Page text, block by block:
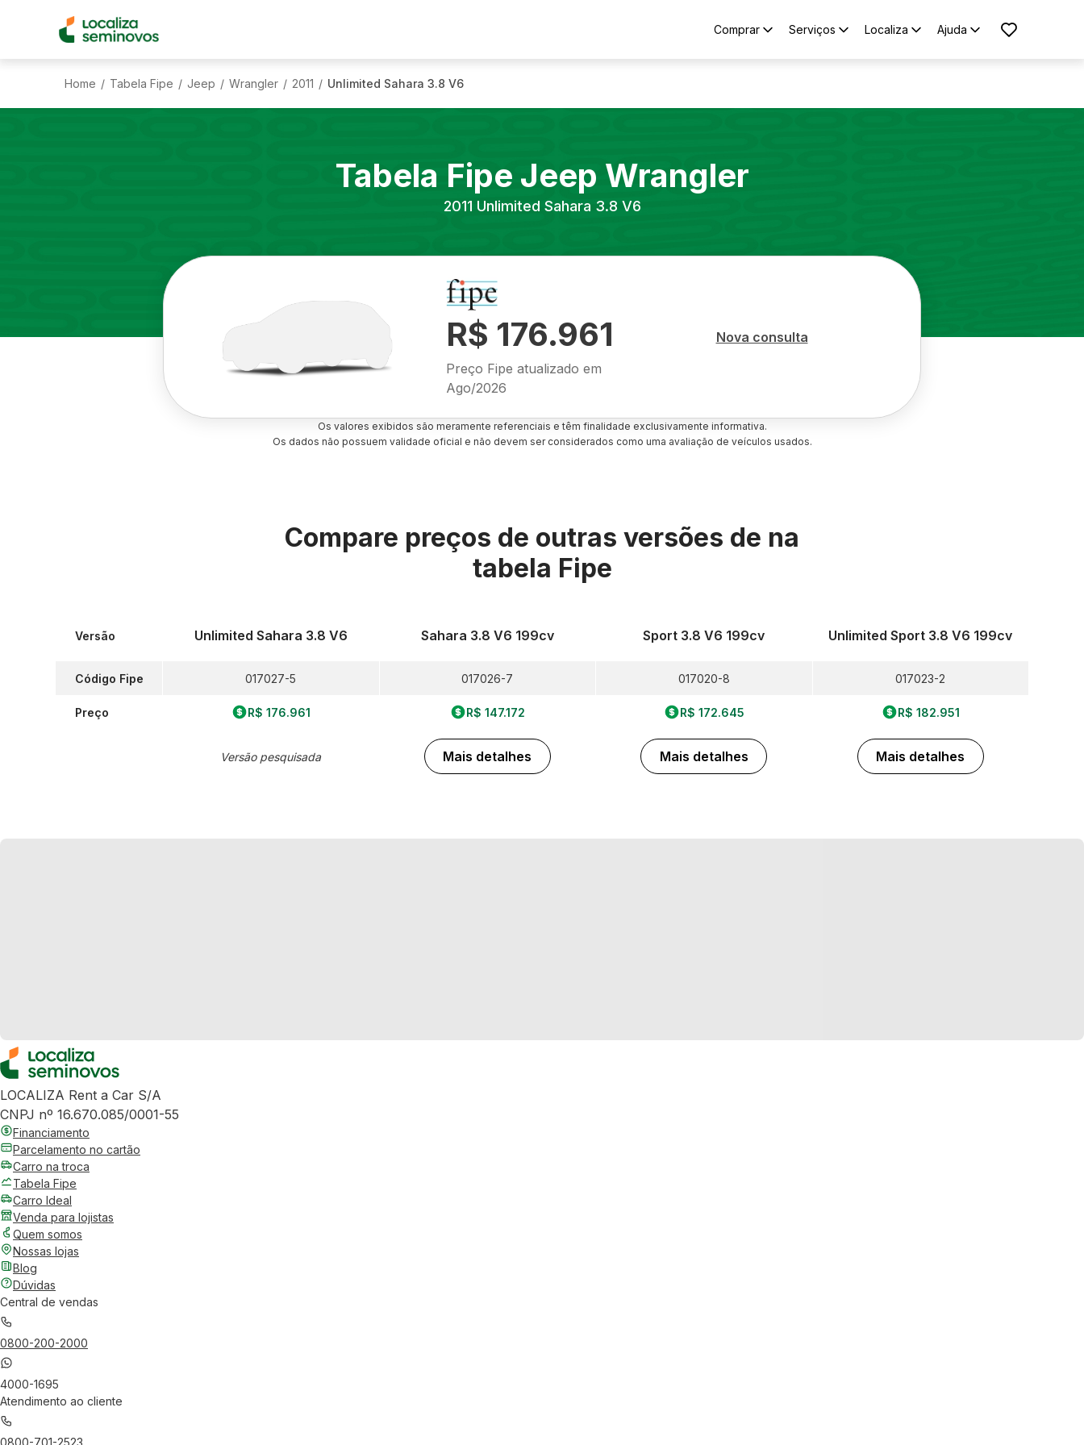
Comprar Serviços Localiza Ajuda
Home / Tabela Fipe / Jeep / Wrangler / 2011 / Unlimited Sahara 3.8 V6
Tabela Fipe Jeep Wrangler
2011 Unlimited Sahara 3.8 V6
R$ 176.961
Preço Fipe atualizado em
Ago/2026
Nova consulta
Os valores exibidos são meramente referenciais e têm finalidade exclusivamente informativa.
Os dados não possuem validade oficial e não devem ser considerados como uma avaliação de veículos usados.
Compare preços de outras versões de na
tabela Fipe
Versão
Código Fipe
Preço
Unlimited Sahara 3.8 V6
017027-5
R$ 176.961
Versão pesquisada
Sahara 3.8 V6 199cv
017026-7
R$ 147.172
Mais detalhes
Sport 3.8 V6 199cv
017020-8
R$ 172.645
Mais detalhes
Unlimited Sport 3.8 V6 199cv
017023-2
R$ 182.951
Mais detalhes
LOCALIZA Rent a Car S/A
CNPJ nº 16.670.085/0001-55
Financiamento
Parcelamento no cartão
Carro na troca
Tabela Fipe
Carro Ideal
Venda para lojistas
Quem somos
Nossas lojas
Blog
Dúvidas
Central de vendas
0800-200-2000
4000-1695
Atendimento ao cliente
0800-701-2523